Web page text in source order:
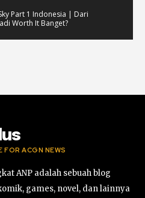
Part 1 Indonesia | Dari
Worth It Banget?
FOR ACGN NEWS
ANP adalah sebuah blog
games, novel, dan lainnya